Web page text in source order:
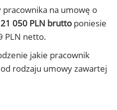
pracownika na umowę o
21 050 PLN brutto poniesie
PLN netto.
jakie pracownik
rodzaju umowy zawartej